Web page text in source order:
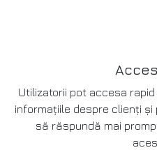
Utilizatorii pot accesa
informațiile despre clienți și
să răspundă mai